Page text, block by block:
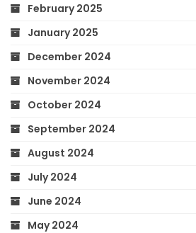
February 2025
January 2025
December 2024
November 2024
October 2024
September 2024
August 2024
July 2024
June 2024
May 2024